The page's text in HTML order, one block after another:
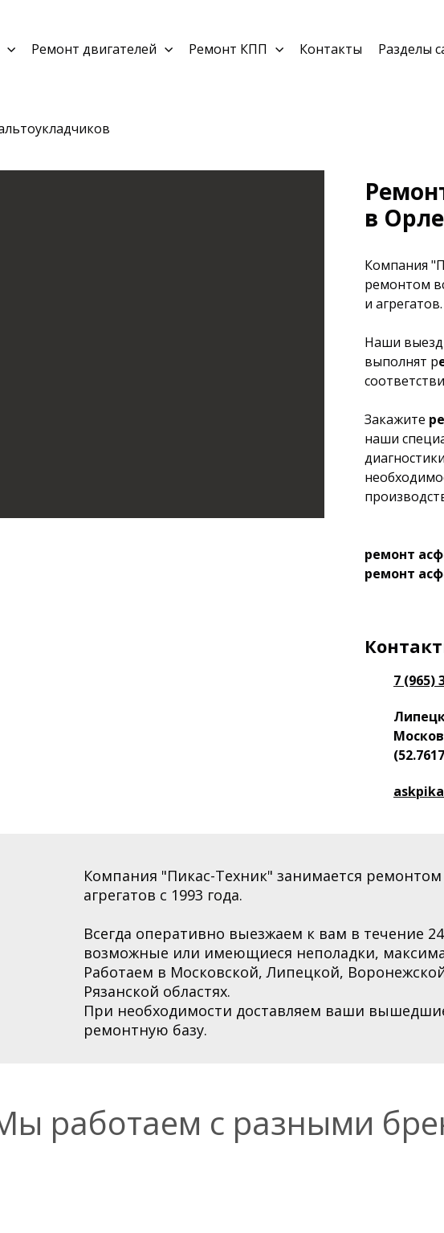
Ремонт двигателей Ремонт КПП Контакты Разделы
в Орле
Компания
ремонтом
и агрегатов.
Наши
выполнят р
Закажите
наши
ремонт
ремонт
7 (965)
Компания "Пикас-Техник" занимается
агрегатов с 1993 года.
Всегда оперативно выезжаем к вам в течение
возможные или имеющиеся неполадки,
Работаем в Московской,Липецкой,
Рязанской областях.
При необходимости доставляем ваши
ремонтную базу.
работаем с разными